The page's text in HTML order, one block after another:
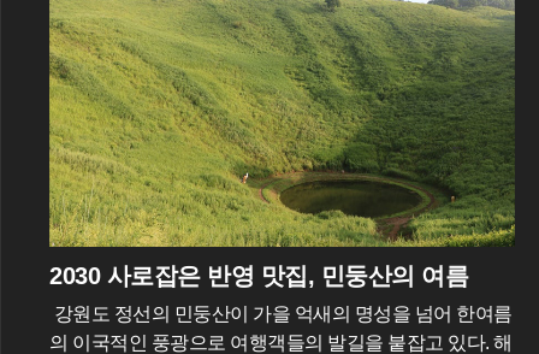
은 요행을 바라지
2030 사로잡은 반영 맛집, 민둥산의 여름
강원도 정선의 민둥산이 가을 억새의 명성을 넘어 한여름
의 이국적인 풍광으로 여행객들의 발길을 붙잡고 있다. 해